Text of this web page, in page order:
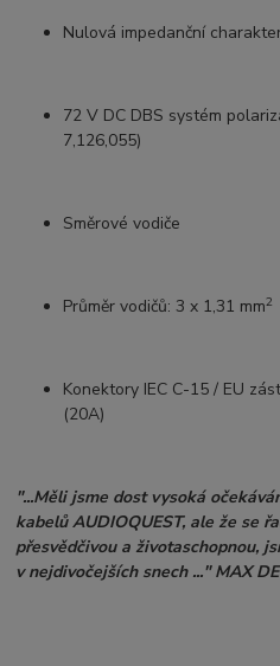
Nulová impedanční
72 V DC DBS systém
7,126,055)
Směrové vodiče
Průměr vodičů: 3 x 1,31 mm2
Konektory IEC C-15 / EU
(20A)
"...Měli jsme dost vysoká
kabelů AUDIOQUEST, ale že se
přesvědčivou a životaschopnou,
v nejdivočejších snech ..." MAX